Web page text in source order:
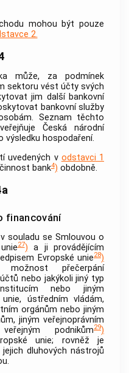
mohou být pouze
2.
může, za podmínek
sektoru vést účty svých
jim další bankovní
bankovní služby
Seznam těchto
Česká národní
výsledku hospodaření.
uvedených v odstavci 1
bank4) obdobně.
financování
souladu se Smlouvou o
27) a ji provádějícím
Evropské unie28)
možnost přečerpání
nebo jakýkoli jiný typ
nebo jiným
ústředním vládám,
orgánům nebo jiným
jiným veřejnoprávním
podnikům29)
unie; rovněž je
dluhových nástrojů
.